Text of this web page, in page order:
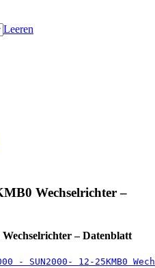
Leeren
Wechselrichter –
– Datenblatt
- SUN2000- 12-25KMB0